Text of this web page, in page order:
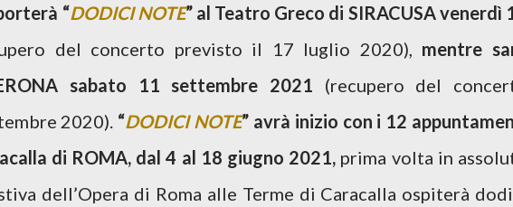
“DODICI NOTE” al Teatro Greco di SIRACUSA venerdì
del concerto previsto il 17 luglio 2020), mentre
sabato 11 settembre 2021 (recupero del
2020). “DODICI NOTE” avrà inizio con i 12
di ROMA, dal 4 al 18 giugno 2021, prima volta in
dell’Opera di Roma alle Terme di Caracalla ospiterà